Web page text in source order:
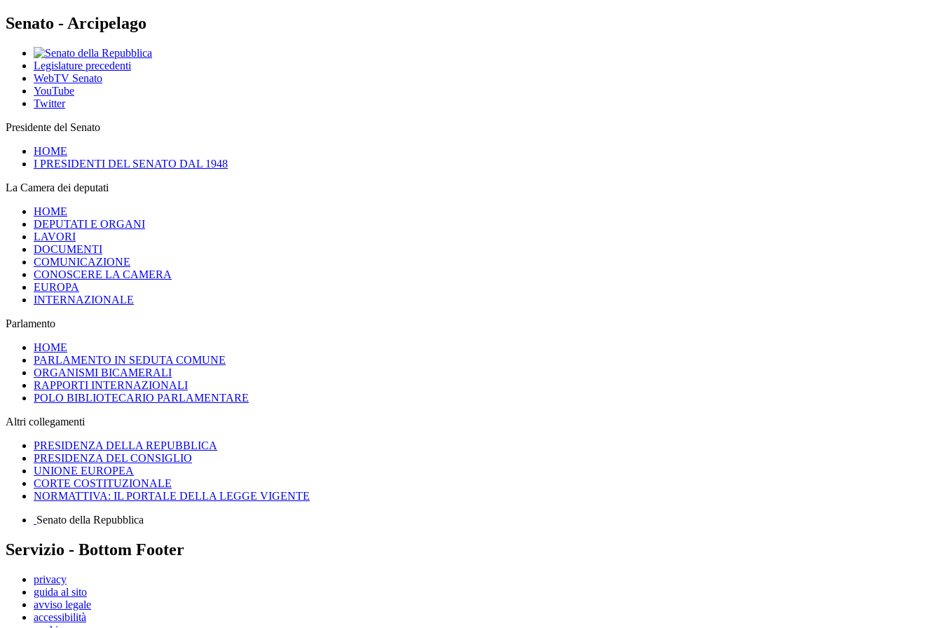
Senato - Arcipelago
Legislature precedenti
WebTV Senato
YouTube
Twitter
Presidente del Senato
HOME
I PRESIDENTI DEL SENATO DAL 1948
La Camera dei deputati
HOME
DEPUTATI E ORGANI
LAVORI
DOCUMENTI
COMUNICAZIONE
CONOSCERE LA CAMERA
EUROPA
INTERNAZIONALE
Parlamento
HOME
PARLAMENTO IN SEDUTA COMUNE
ORGANISMI BICAMERALI
RAPPORTI INTERNAZIONALI
POLO BIBLIOTECARIO PARLAMENTARE
Altri collegamenti
PRESIDENZA DELLA REPUBBLICA
PRESIDENZA DEL CONSIGLIO
UNIONE EUROPEA
CORTE COSTITUZIONALE
NORMATTIVA: IL PORTALE DELLA LEGGE VIGENTE
Senato della Repubblica
Servizio - Bottom Footer
privacy
guida al sito
avviso legale
accessibilità